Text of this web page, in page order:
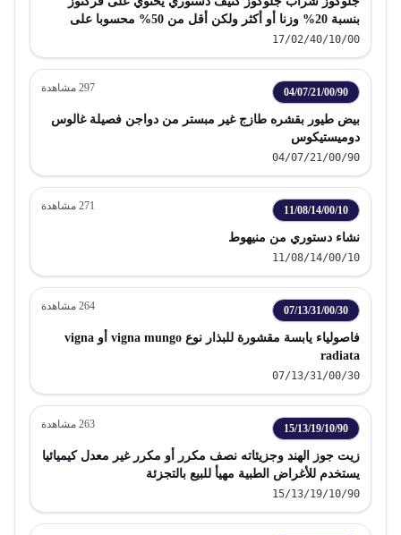
بنسبة 20% وزنا أو أكثر ولكن أقل من 50% محسوبا على
الحالة الجافة باستثناء السكر المحول غير محتوي على منكهات
أو مواد تلوين مضافة
17/02/40/10/00
04/07/21/00/90
297 مشاهدة
بيض طيور بقشره طازج غير مبستر من دواجن فصيلة غالوس
دوميستيكوس
04/07/21/00/90
11/08/14/00/10
271 مشاهدة
نشاء دستوري من منيهوط
11/08/14/00/10
07/13/31/00/30
264 مشاهدة
فاصولياء يابسة مقشورة للبذار نوع vigna mungo أو vigna
radiata
07/13/31/00/30
15/13/19/10/90
263 مشاهدة
زيت جوز الهند وجزيئاته نصف مكرر أو مكرر غير معدل كيميائيا
يستخدم للأغراض الطبية مهيأ للبيع بالتجزئة
15/13/19/10/90